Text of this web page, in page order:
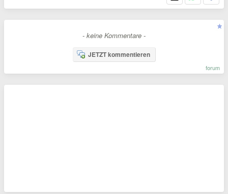
- keine Kommentare -
JETZT kommentieren
forum